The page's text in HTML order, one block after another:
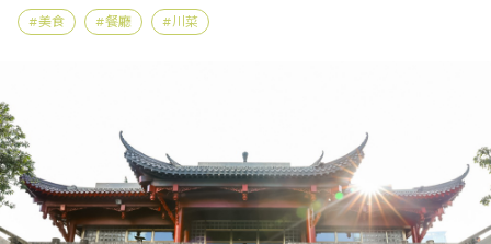
美食 餐廳 川菜